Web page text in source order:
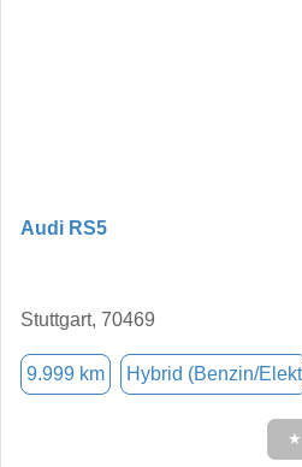
Audi RS5
Stuttgart, 70469
9.999 km Hybrid (Benzin/Elekt
★